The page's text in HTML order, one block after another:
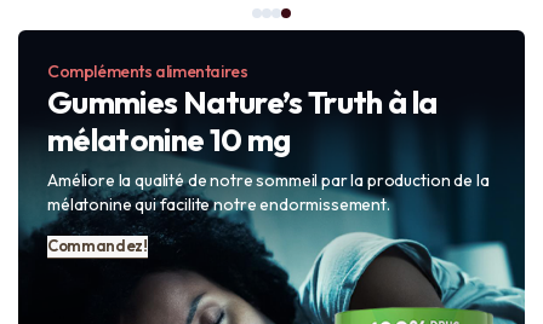
Compléments alimentaires
Gummies Nature’s Truth à la
mélatonine 10 mg
Améliore la qualité de notre sommeil par la production de la
mélatonine qui facilite notre endormissement.
Commandez!